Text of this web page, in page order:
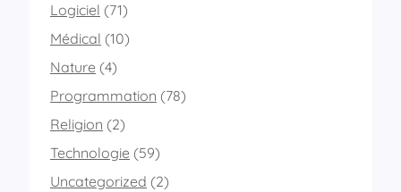
Logiciel (71)
Médical (10)
Nature (4)
Programmation (78)
Religion (2)
Technologie (59)
Uncategorized (2)